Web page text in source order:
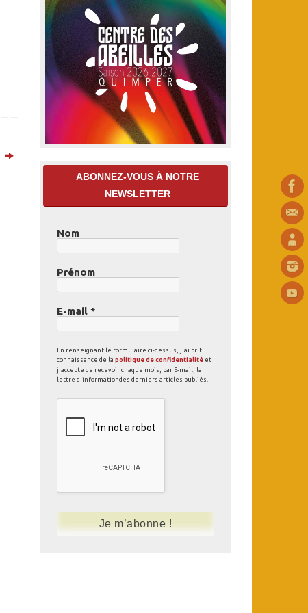
ABONNEZ-VOUS À NOTRE
NEWSLETTER
Nom
Prénom
E-mail *
En renseignant le formulaire ci-dessus, j'ai prit
connaissance de la politique de confidentialité et
j'accepte de recevoir chaque mois, par E-mail, la
lettre d'informationdes derniers articles publiés.